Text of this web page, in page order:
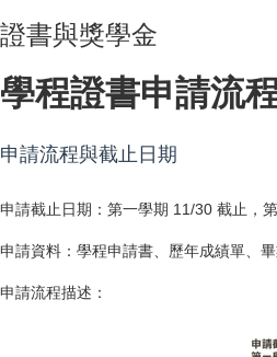
證書與獎學金
學程證書申請流
申請流程與截止日期
申請截止日期：第一學期 11/30 截止，
申請資料：學程申請書、歷年成績單、
申請流程描述：